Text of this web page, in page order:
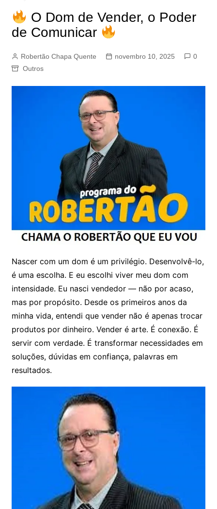
O Dom de Vender, o Poder
de Comunicar
Robertão Chapa Quente novembro 10, 2025
0
Outros
Nascer com um dom é um privilégio. Desenvolvê-lo,
é uma escolha. E eu escolhi viver meu dom com
intensidade. Eu nasci vendedor — não por acaso,
mas por propósito. Desde os primeiros anos da
minha vida, entendi que vender não é apenas trocar
produtos por dinheiro. Vender é arte. É conexão. É
servir com verdade. É transformar necessidades em
soluções, dúvidas em confiança, palavras em
resultados.